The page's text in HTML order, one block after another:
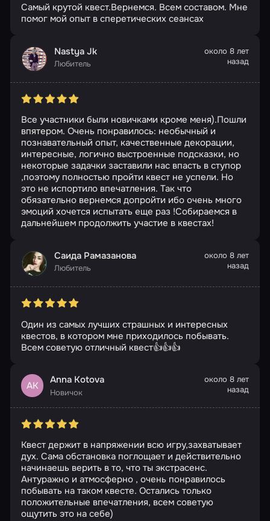
Самый крутой квест.Вернемся. Всем составом. Мне
помог мой опыт в сперетических сеансах
Nastya Jk
Любитель
около 8 лет
назад
Все участники были новичками кроме меня).Пошли
впятером. Очень понравилось: необычный и
познавательный опыт, качественные декорации,
интересные, логично выстроенные подсказки, но
некоторые задачки заставили нас впасть в ступор
,поэтому полностью пройти квест не успели. Но
это не испортило впечатления. Так что
обязательно вернемся допройти ибо очень много
эмоций хочется испытать еще раз !Собираемся в
дальнейшем продолжить участие в квестах!
Саида Рамазанова
Любитель
около 8 лет
назад
Один из самых лучших страшных и интересных
квестов, в котором мне приходилось побывать.
Всем советую отличный квест👍👍👍
AK Anna Kotova
Новичок
около 8 лет
назад
Квест держит в напряжении всю игру,захватывает
дух. Сама обстановка поглощает и действительно
начинаешь верить в то, что ты экстрасенс.
Антуражно и атмосферно , очень понравилось
побывать на таком квесте. Остались только
положительные впечатления, всем советую
ощутить это на себе)